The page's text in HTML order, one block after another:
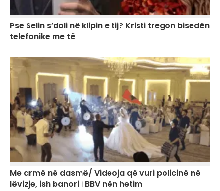
Pse Selin s’doli në klipin e tij? Kristi tregon bisedën
telefonike me të
Me armë në dasmë/ Videoja që vuri policinë në
lëvizje, ish banori i BBV nën hetim